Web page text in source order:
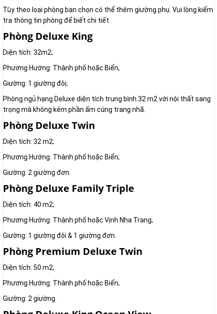
Tùy theo loại phòng bạn chọn có thể thêm giường phụ. Vui lòng kiểm
tra thông tin phòng để biết chi tiết.
Phòng Deluxe King
Diện tích: 32m2;
Phương Hướng: Thành phố hoặc Biển;
Giường: 1 giường đôi;
Phòng ngủ hạng Deluxe diện tích trung bình 32 m2 với nội thất sang
trọng mà không kém phần ấm cúng trang nhã.
Phòng Deluxe Twin
Diện tích: 32 m2;
Phương Hướng: Thành phố hoặc Biển;
Giường: 2 giường đơn.
Phòng Deluxe Family Triple
Diện tích: 40 m2;
Phương Hướng: Thành phố hoặc Vịnh Nha Trang;
Giường: 1 giường đôi & 1 giường đơn.
Phòng Premium Deluxe Twin
Diện tích: 50 m2;
Phương Hướng: Thành phố hoặc Biển;
Giường: 2 giường.